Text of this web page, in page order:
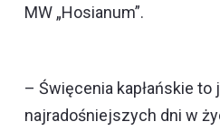
MW „Hosianum”.
– Święcenia kapłańskie to
najradośniejszych dni w